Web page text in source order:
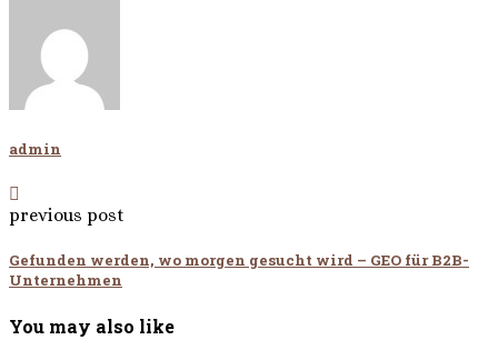
admin
previous post
Gefunden werden, wo morgen gesucht wird – GEO für B2B-
Unternehmen
You may also like